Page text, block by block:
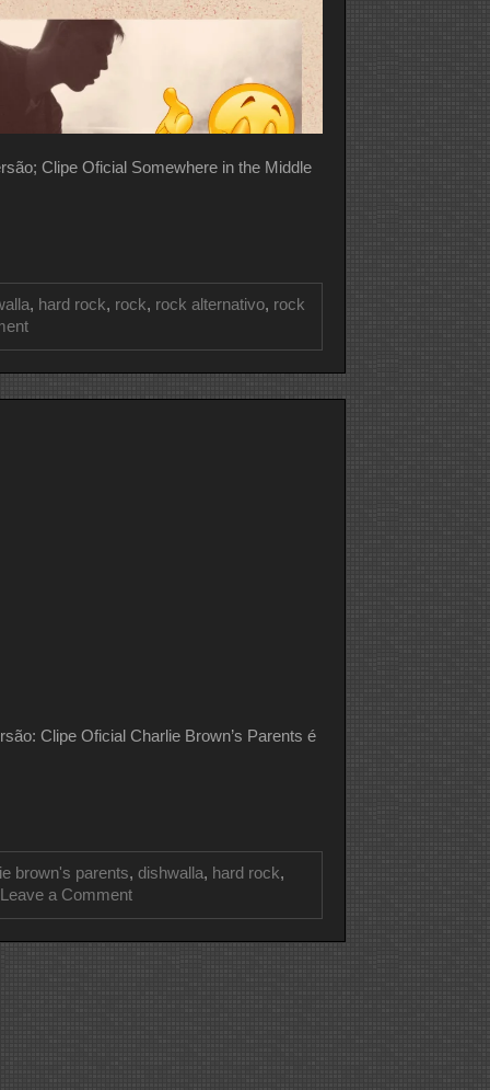
Clipe Oficial Somewhere in the Middle
, hard rock, rock, rock alternativo, rock
on
DISHWALLA
Clipe Oficial Charlie Brown’s Parents é
brown's parents, dishwalla, hard rock,
a Commenton